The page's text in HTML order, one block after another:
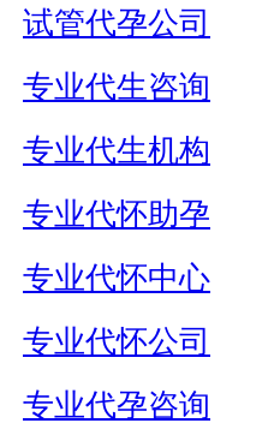
试管代孕公司
专业代生咨询
专业代生机构
专业代怀助孕
专业代怀中心
专业代怀公司
专业代孕咨询